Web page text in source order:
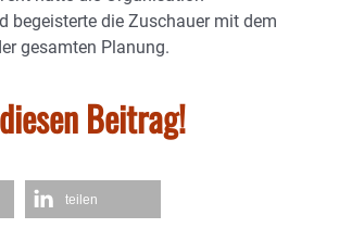
begeisterte die Zuschauer mit dem
gesamten Planung.
Beitrag!
teilen